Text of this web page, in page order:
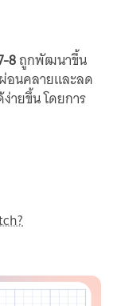
8ถูกพัฒนาขึ้น
อนคลายและลด
ายขึ้น โดยการ